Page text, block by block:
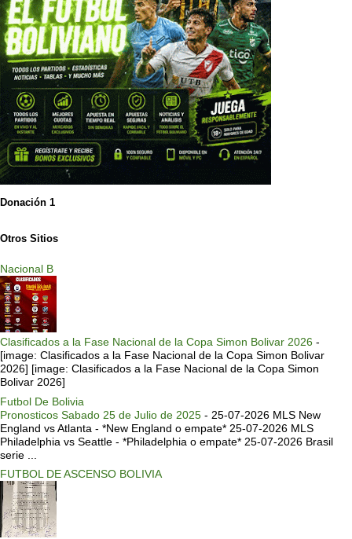
Donación 1
Otros Sitios
Nacional B
Clasificados a la Fase Nacional de la Copa Simon Bolivar 2026 -
[image: Clasificados a la Fase Nacional de la Copa Simon Bolivar
2026] [image: Clasificados a la Fase Nacional de la Copa Simon
Bolivar 2026]
Futbol De Bolivia
Pronosticos Sabado 25 de Julio de 2025 - 25-07-2026 MLS New
England vs Atlanta - *New England o empate* 25-07-2026 MLS
Philadelphia vs Seattle - *Philadelphia o empate* 25-07-2026 Brasil
serie ...
FUTBOL DE ASCENSO BOLIVIA